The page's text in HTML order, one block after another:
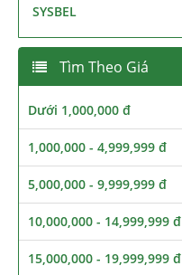
SYSBEL
Tìm Theo Giá
Dưới 1,000,000 đ
1,000,000 - 4,999,999 đ
5,000,000 - 9,999,999 đ
10,000,000 - 14,999,999 đ
15,000,000 - 19,999,999 đ